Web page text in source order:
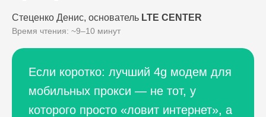
Стеценко Денис, основатель LTE CENTER
Время чтения: ~9–10 минут
Если коротко: лучший 4g модем для
мобильных прокси — не тот, у
которого просто «ловит интернет», а